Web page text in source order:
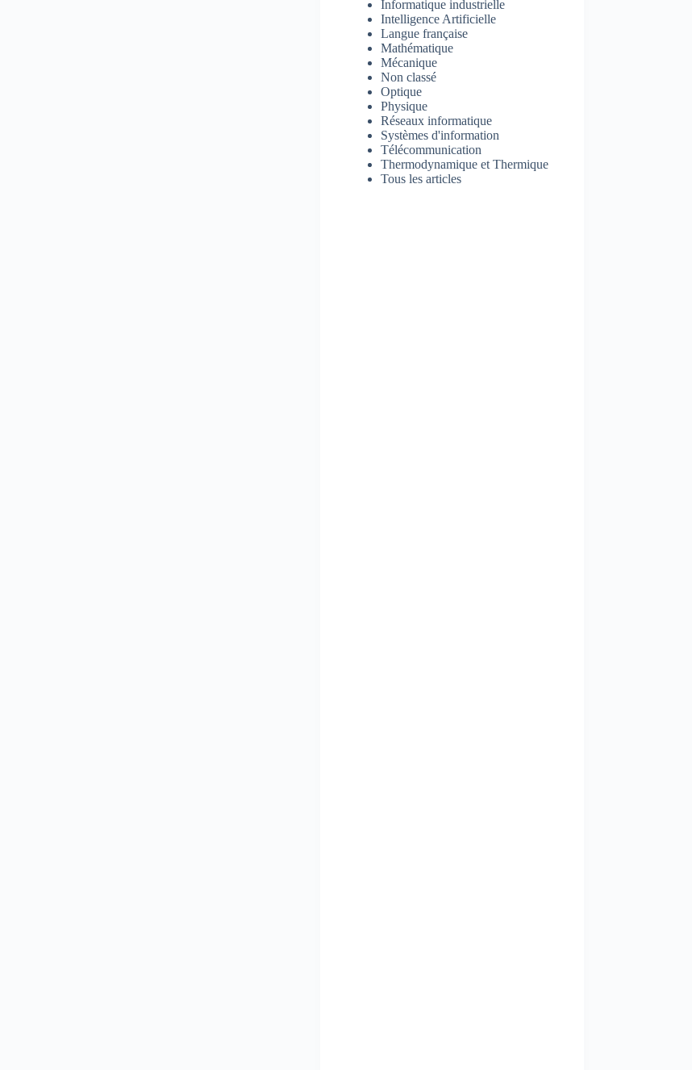
Informatique industrielle
Intelligence Artificielle
Langue française
Mathématique
Mécanique
Non classé
Optique
Physique
Réseaux informatique
Systèmes d'information
Télécommunication
Thermodynamique et Thermique
Tous les articles